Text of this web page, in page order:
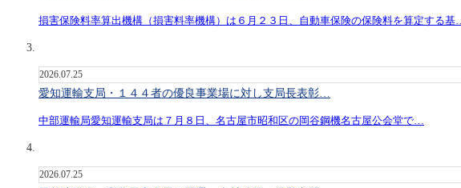
損害保険料率算出機構（損害料率機構）は６月２３日、自動車保険の保険料を算定する基…
2026.07.25
愛知運輸支局・１４４者の優良事業場に対し支局長表彰…
中部運輸局愛知運輸支局は７月８日、名古屋市昭和区の岡谷鋼機名古屋公会堂で…
2026.07.25